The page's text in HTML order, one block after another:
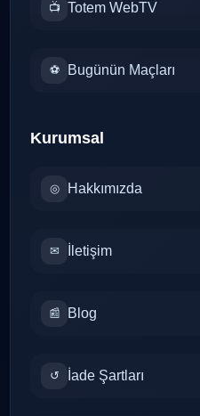
📺 Totem WebTV
⚽ Bugünün Maçları
Kurumsal
◎ Hakkımızda
✉ İletişim
📰 Blog
↺ İade Şartları